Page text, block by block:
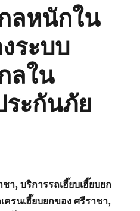
ลหนักใน
ระบบ
ลใน
ระกันภัย
า, บริการรถเฮี๊ยบเฮี๊ยบยก
ครนเฮี๊ยบยกของ ศรีราชา,